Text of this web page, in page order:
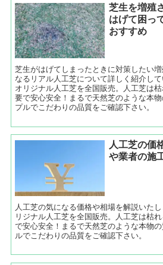
芝生を増殖
はげて困っ
おすすめ
芝生がはげてしまったときに対策したい
なるリアル人工芝について詳しく紹介し
オリジナル人工芝を全国販売。人工芝は
要で安心安全！まるで天然芝のような本
プルでこだわりの品質をご確認下さい。
人工芝の価
や業者の施
人工芝の気になる価格や相場を解説いた
リジナル人工芝を全国販売。人工芝は枯
で安心安全！まるで天然芝のような本物
ルでこだわりの品質をご確認下さい。